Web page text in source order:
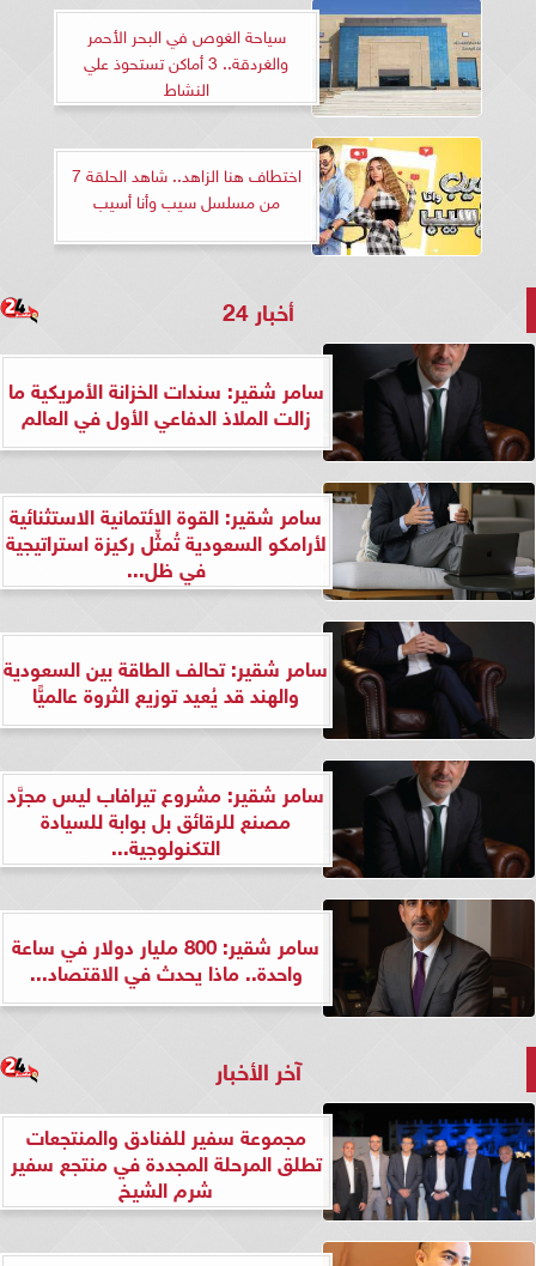
سياحة الغوص في البحر الأحمر
والغردقة.. 3 أماكن تستحوذ علي
النشاط
اختطاف هنا الزاهد.. شاهد الحلقة 7
من مسلسل سيب وأنا أسيب
أخبار 24
سامر شقير: سندات الخزانة الأمريكية ما
زالت الملاذ الدفاعي الأول في العالم
سامر شقير: القوة الائتمانية الاستثنائية
لأرامكو السعودية تُمثِّل ركيزة استراتيجية
في ظل...
سامر شقير: تحالف الطاقة بين السعودية
والهند قد يُعيد توزيع الثروة عالميًّا
سامر شقير: مشروع تيرافاب ليس مجرَّد
مصنع للرقائق بل بوابة للسيادة
التكنولوجية...
سامر شقير: 800 مليار دولار في ساعة
واحدة.. ماذا يحدث في الاقتصاد...
آخر الأخبار
مجموعة سفير للفنادق والمنتجعات
تطلق المرحلة المجددة في منتجع سفير
شرم الشيخ